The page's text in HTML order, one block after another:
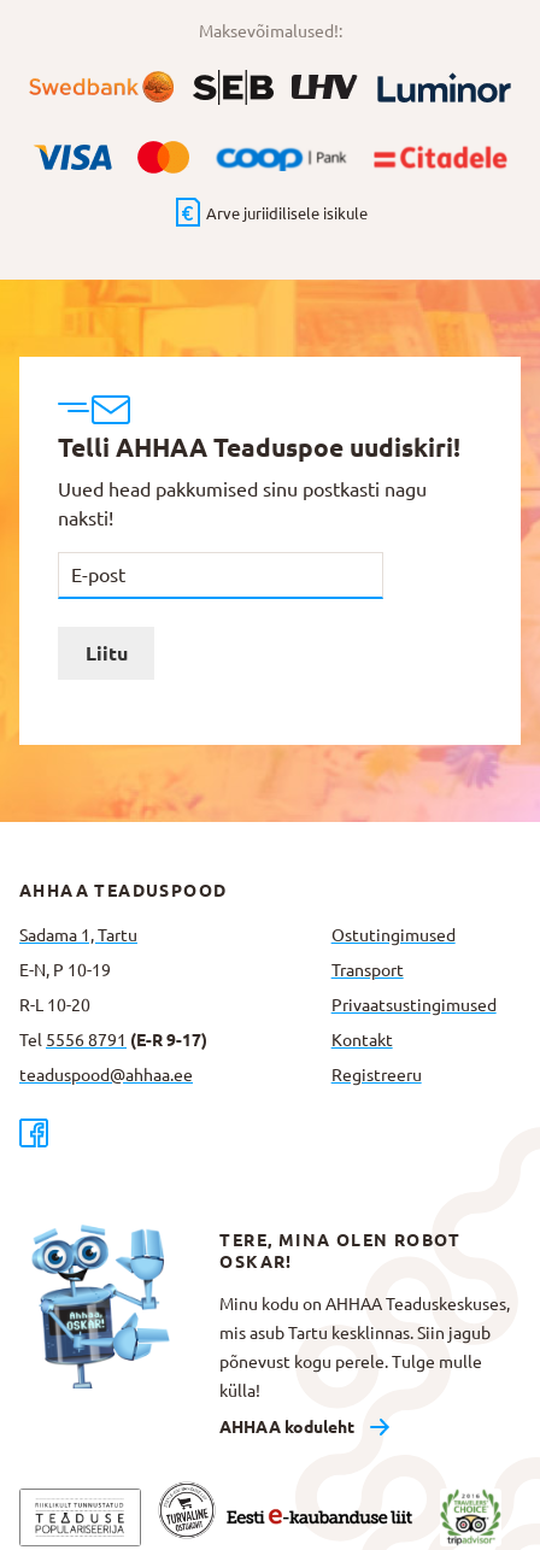
Maksevõimalused!:
Arve juriidilisele isikule
Telli AHHAA Teaduspoe uudiskiri!
Uued head pakkumised sinu postkasti nagu
naksti!
Liitu
AHHAA TEADUSPOOD
Sadama 1, Tartu
E-N, P 10-19
R-L 10-20
Tel 5556 8791 (E-R 9-17)
teaduspood@ahhaa.ee
Ostutingimused
Transport
Privaatsus­tingimused
Kontakt
Registreeru
TERE, MINA OLEN ROBOT
OSKAR!
Minu kodu on AHHAA Teaduskeskuses,
mis asub Tartu kesklinnas. Siin jagub
põnevust kogu perele. Tulge mulle
külla!
AHHAA koduleht